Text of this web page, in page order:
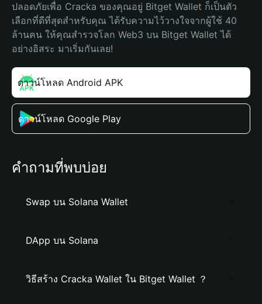
ปลอดภัยเพื่อ Cracka ของคุณอยู่ Bitget Wallet ก็เป็นตัว
เลือกที่ดีที่สุดสำหรับคุณ ได้รับความไว้วางใจจากผู้ใช้ 40
ล้านคน ให้คุณสำรวจโลก Web3 บน Bitget Wallet ได้
อย่างอิสระ มาเริ่มกันเลย!
ดาวน์โหลด Android APK
ดาวน์โหลด Google Play
คำถามที่พบบ่อย
Swap บน Solana Wallet
DApp บน Solana
วิธีสร้าง Cracka Wallet ใน Bitget Wallet ？